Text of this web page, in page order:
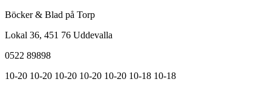
Böcker & Blad på Torp
Lokal 36, 451 76 Uddevalla
0522 89898
10-20 10-20 10-20 10-20 10-20 10-18 10-18